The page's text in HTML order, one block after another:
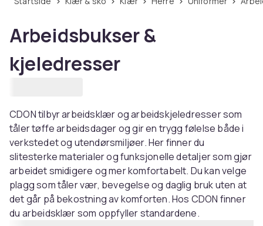
Arbeidsbukser &
kjeledresser
CDON tilbyr arbeidsklær og arbeidskjeledresser som
tåler tøffe arbeidsdager og gir en trygg følelse både i
verkstedet og utendørsmiljøer. Her finner du
slitesterke materialer og funksjonelle detaljer som gjør
arbeidet smidigere og mer komfortabelt. Du kan velge
plagg som tåler vær, bevegelse og daglig bruk uten at
det går på bekostning av komforten. Hos CDON finner
du arbeidsklær som oppfyller standardene.